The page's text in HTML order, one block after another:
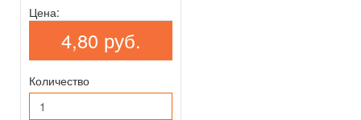
Цена:
4,80 руб.
Количество